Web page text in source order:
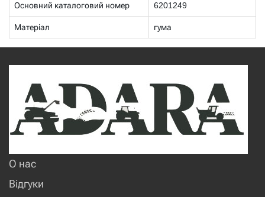
Основний каталоговий номер 6201249
Матеріал гума
О нас
Відгуки